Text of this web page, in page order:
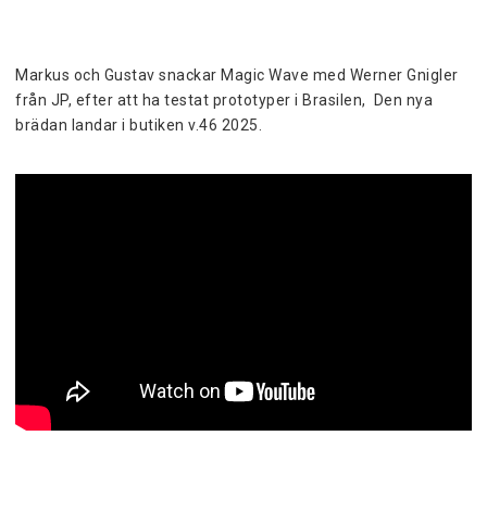
Markus och Gustav snackar Magic Wave med Werner Gnigler
från JP, efter att ha testat prototyper i Brasilen,  Den nya
brädan landar i butiken v.46 2025.